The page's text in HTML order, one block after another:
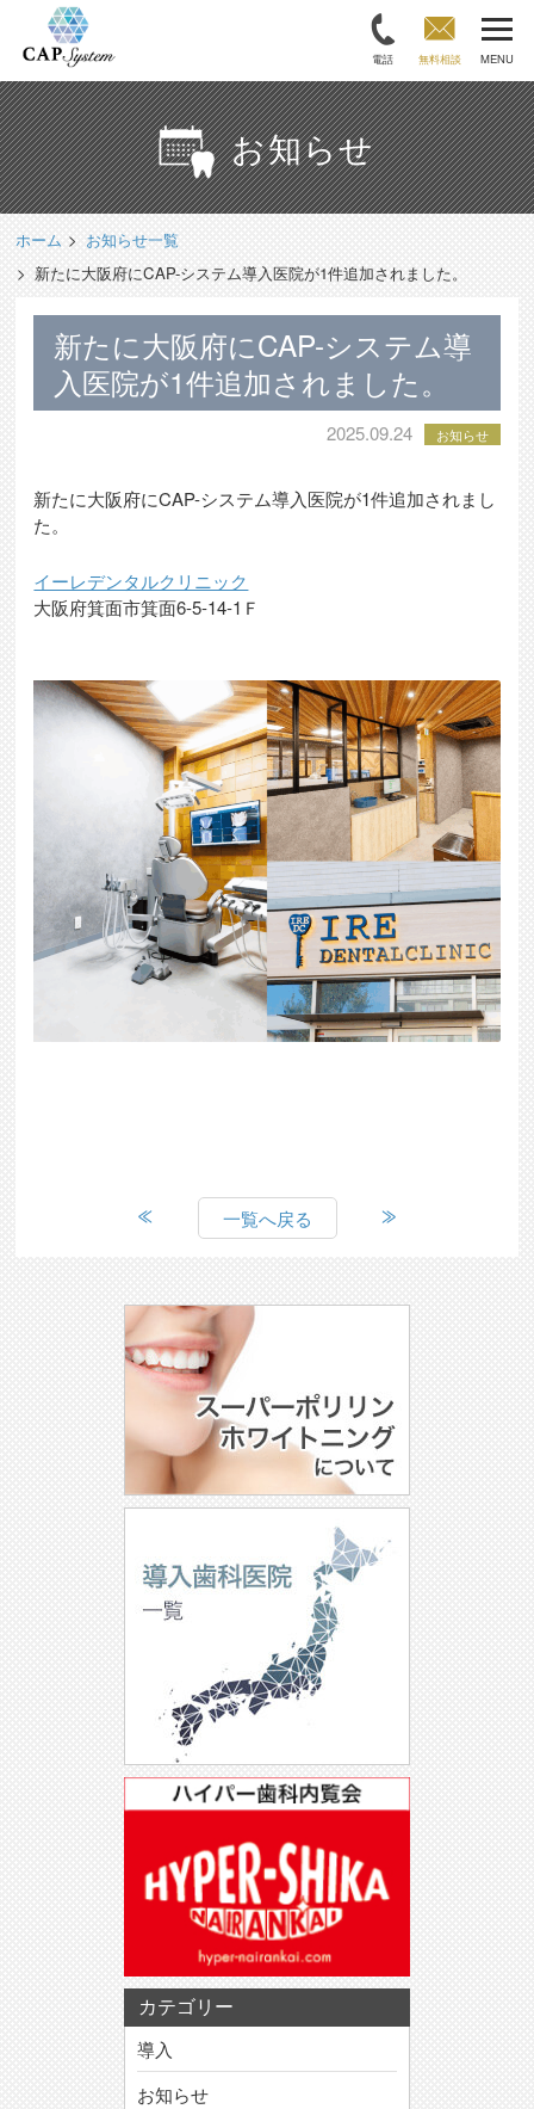
電話 無料相談 MENU
お知らせ
ホーム
お知らせ一覧
新たに大阪府にCAP-システム導入医院が1件追加されました。
新たに大阪府にCAP-システム導
入医院が1件追加されました。
2025.09.24 お知らせ
新たに大阪府にCAP-システム導入医院が1件追加されまし
た。
イーレデンタルクリニック
大阪府箕面市箕面6-5-14-1Ｆ
一覧へ戻る
カテゴリー
導入
お知らせ